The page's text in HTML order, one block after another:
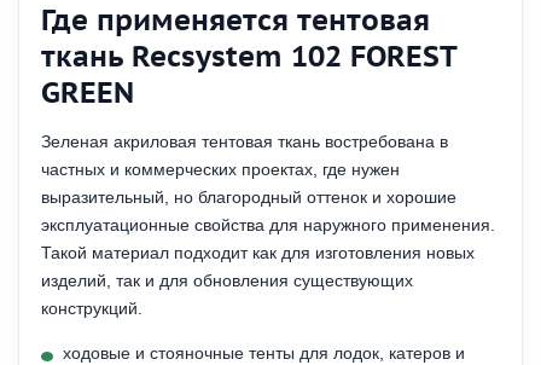
Где применяется тентовая
ткань Recsystem 102 FOREST
GREEN
Зеленая акриловая тентовая ткань востребована в
частных и коммерческих проектах, где нужен
выразительный, но благородный оттенок и хорошие
эксплуатационные свойства для наружного применения.
Такой материал подходит как для изготовления новых
изделий, так и для обновления существующих
конструкций.
ходовые и стояночные тенты для лодок, катеров и